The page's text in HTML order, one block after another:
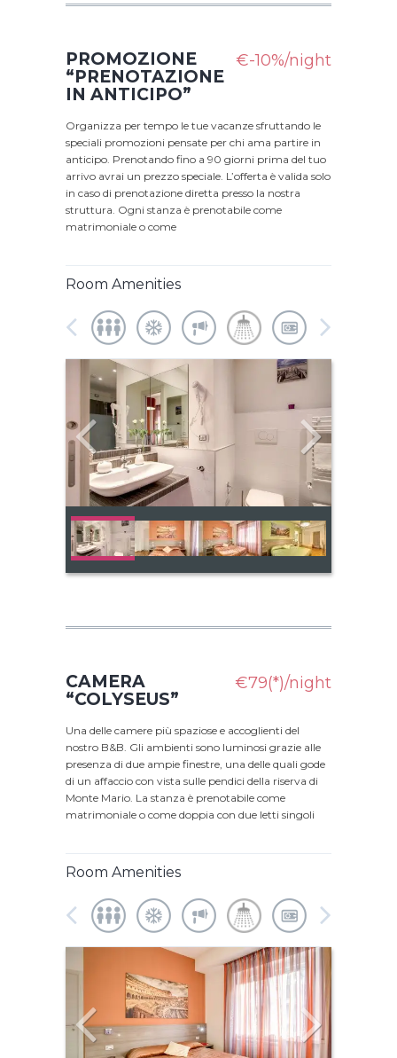
PROMOZIONE
“PRENOTAZIONE
IN ANTICIPO”
€-10%/night
Organizza per tempo le tue vacanze sfruttando le
speciali promozioni pensate per chi ama partire in
anticipo. Prenotando fino a 90 giorni prima del tuo
arrivo avrai un prezzo speciale. L’offerta è valida solo
in caso di prenotazione diretta presso la nostra
struttura. Ogni stanza è prenotabile come
matrimoniale o come
Room Amenities
CAMERA
“COLYSEUS”
€79(*)/night
Una delle camere più spaziose e accoglienti del
nostro B&B. Gli ambienti sono luminosi grazie alle
presenza di due ampie finestre, una delle quali gode
di un affaccio con vista sulle pendici della riserva di
Monte Mario. La stanza è prenotabile come
matrimoniale o come doppia con due letti singoli
Room Amenities